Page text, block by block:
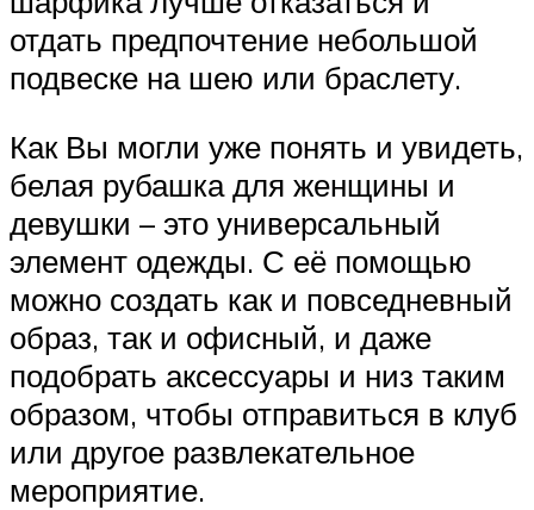
отдать предпочтение небольшой
подвеске на шею или браслету.
Как Вы могли уже понять и увидеть,
белая рубашка для женщины и
девушки – это универсальный
элемент одежды. С её помощью
можно создать как и повседневный
образ, так и офисный, и даже
подобрать аксессуары и низ таким
образом, чтобы отправиться в клуб
или другое развлекательное
мероприятие.